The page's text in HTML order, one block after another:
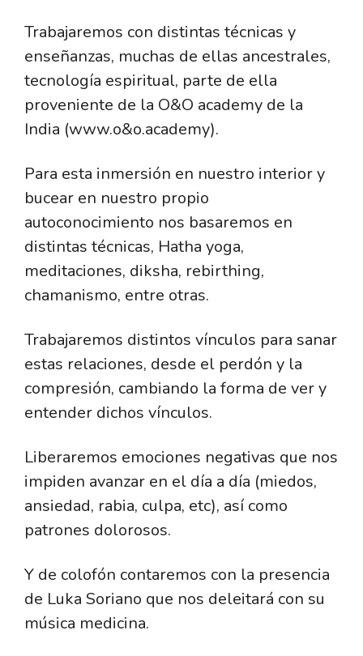
Trabajaremos con distintas técnicas y
enseñanzas, muchas de ellas ancestrales,
tecnología espiritual, parte de ella
proveniente de la O&O academy de la
India (www.o&o.academy).
Para esta inmersión en nuestro interior y
bucear en nuestro propio
autoconocimiento nos basaremos en
distintas técnicas, Hatha yoga,
meditaciones, diksha, rebirthing,
chamanismo, entre otras.
Trabajaremos distintos vínculos para sanar
estas relaciones, desde el perdón y la
compresión, cambiando la forma de ver y
entender dichos vínculos.
Liberaremos emociones negativas que nos
impiden avanzar en el día a día (miedos,
ansiedad, rabia, culpa, etc), así como
patrones dolorosos.
Y de colofón contaremos con la presencia
de Luka Soriano que nos deleitará con su
música medicina.